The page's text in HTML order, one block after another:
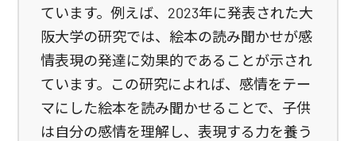
ています。例えば、2023年に発表された大
阪大学の研究では、絵本の読み聞かせが感
情表現の発達に効果的であることが示され
ています。この研究によれば、感情をテー
マにした絵本を読み聞かせることで、子供
は自分の感情を理解し、表現する力を養う